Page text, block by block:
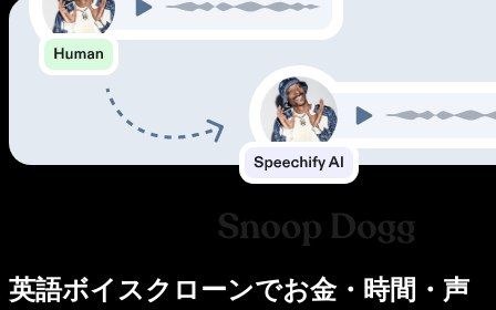
英語ボイスクローンでお金・時間・声